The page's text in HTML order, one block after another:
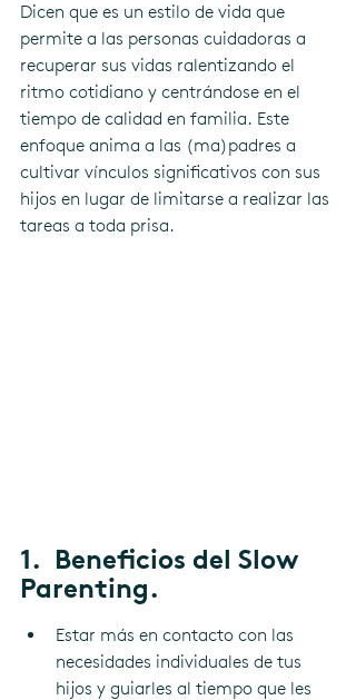
Dicen que es un estilo de vida que
permite a las personas cuidadoras a
recuperar sus vidas ralentizando el
ritmo cotidiano y centrándose en el
tiempo de calidad en familia. Este
enfoque anima a las (ma)padres a
cultivar vínculos significativos con sus
hijos en lugar de limitarse a realizar las
tareas a toda prisa.
1.  Beneficios del Slow
Parenting.
Estar más en contacto con las
necesidades individuales de tus
hijos y guiarles al tiempo que les